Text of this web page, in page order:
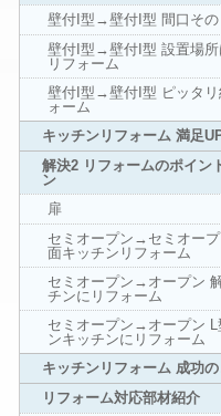
壁付I型→壁付I型 間口その
壁付I型→壁付I型 設置場
リフォーム
壁付I型→壁付I型 ピッタ
ォーム
キッチンリフォーム 満足
解決2 リフォームのポイン
ン
扉
セミオープン→セミオー
面キッチンリフォーム
セミオープン→オープン
チンにリフォーム
セミオープン→オープン
ンキッチンにリフォーム
キッチンリフォーム 成功
リフォーム対応部材紹介